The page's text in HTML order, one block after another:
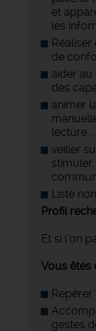
et
les
de
aider
des
animer
lecture...
veiller
Liste
Profil
Et si l’on
Vous êtes
gestes